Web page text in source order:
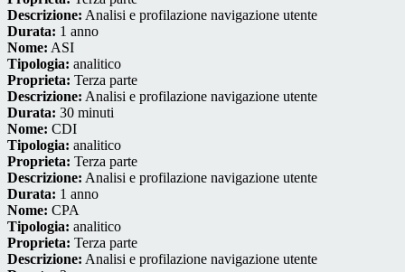
Descrizione: Analisi e profilazione navigazione utente
Durata: 1 anno
Nome: ASI
Tipologia: analitico
Proprieta: Terza parte
Descrizione: Analisi e profilazione navigazione utente
Durata: 30 minuti
Nome: CDI
Tipologia: analitico
Proprieta: Terza parte
Descrizione: Analisi e profilazione navigazione utente
Durata: 1 anno
Nome: CPA
Tipologia: analitico
Proprieta: Terza parte
Descrizione: Analisi e profilazione navigazione utente